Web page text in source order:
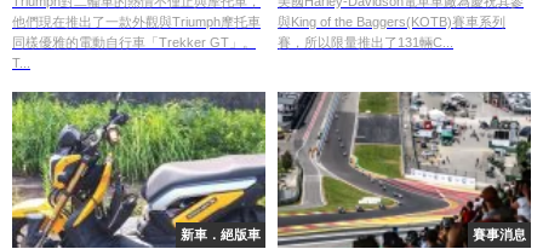
他們現在推出了一款外觀與Triumph摩托車
同樣優雅的電動自行車「Trekker GT」。
T...
榮耀
與King of the Baggers(KOTB)賽車系列
賽，所以限量推出了131輛C...
新車．絕版車 賽事消息